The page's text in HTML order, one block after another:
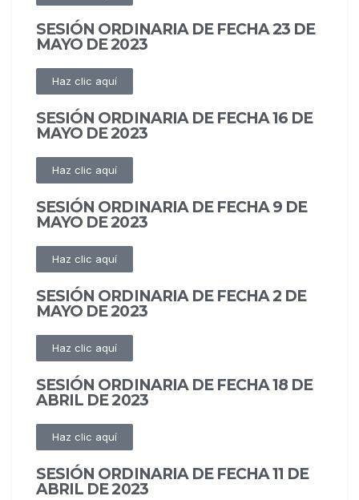
SESIÓN ORDINARIA DE FECHA 23 DE
MAYO DE 2023
Haz clic aquí
SESIÓN ORDINARIA DE FECHA 16 DE
MAYO DE 2023
Haz clic aquí
SESIÓN ORDINARIA DE FECHA 9 DE
MAYO DE 2023
Haz clic aquí
SESIÓN ORDINARIA DE FECHA 2 DE
MAYO DE 2023
Haz clic aquí
SESIÓN ORDINARIA DE FECHA 18 DE
ABRIL DE 2023
Haz clic aquí
SESIÓN ORDINARIA DE FECHA 11 DE
ABRIL DE 2023